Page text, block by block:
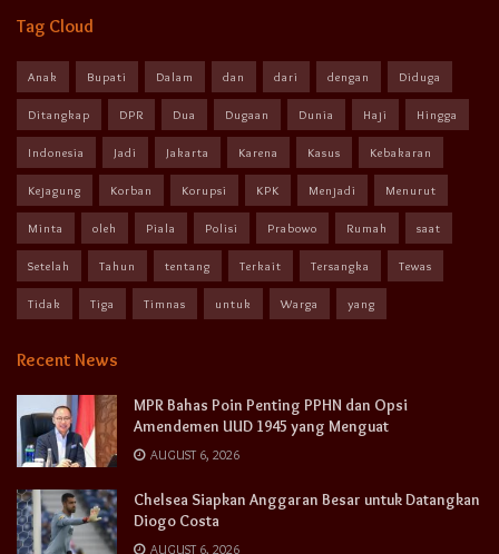
Tag Cloud
Anak Bupati Dalam dan dari dengan Diduga
Ditangkap DPR Dua Dugaan Dunia Haji Hingga
Indonesia Jadi Jakarta Karena Kasus Kebakaran
Kejagung Korban Korupsi KPK Menjadi Menurut
Minta oleh Piala Polisi Prabowo Rumah saat
Setelah Tahun tentang Terkait Tersangka Tewas
Tidak Tiga Timnas untuk Warga yang
Recent News
MPR Bahas Poin Penting PPHN dan Opsi
Amendemen UUD 1945 yang Menguat
AUGUST 6, 2026
Chelsea Siapkan Anggaran Besar untuk Datangkan
Diogo Costa
AUGUST 6, 2026